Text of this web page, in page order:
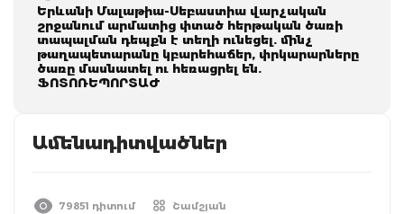
Երևանի Մալաթիա-Սեբաստիա վարչական
շրջանում արմատից փտած հերթական ծառի
տապալման դեպքն է տեղի ունեցել. մինչ
թաղապետարանը կբարեհաճեր, փրկարարները
ծառը մասնատել ու հեռացրել են.
ՖՈՏՈՌԵՊՈՐՏԱԺ
Ամենադիտվածներ
79851 դիտում Շամշյան